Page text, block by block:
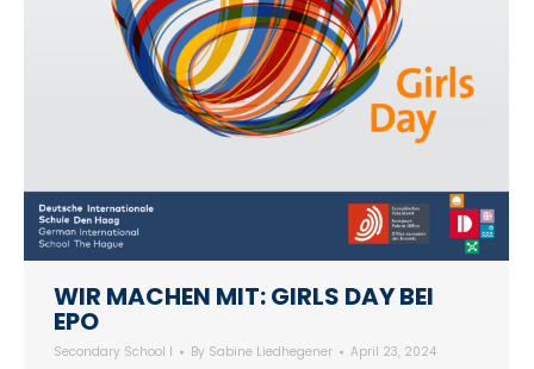
WIR MACHEN MIT: GIRLS DAY BEI
EPO
Secondary School I By Sabine Liedhegener April 23, 2024